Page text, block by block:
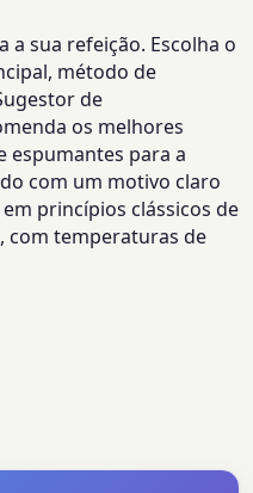
sua refeição. Escolha o
método de
de
os melhores
espumantes para a
com um motivo claro
princípios clássicos de
com temperaturas de